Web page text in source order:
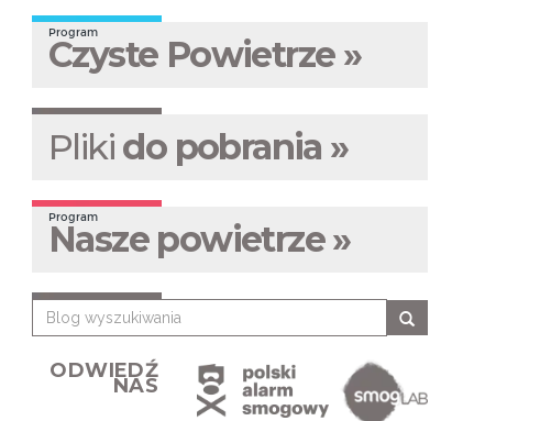
Program
Czyste Powietrze »
Pliki do pobrania »
Program
Nasze powietrze »
ODWIEDŹ
NAS